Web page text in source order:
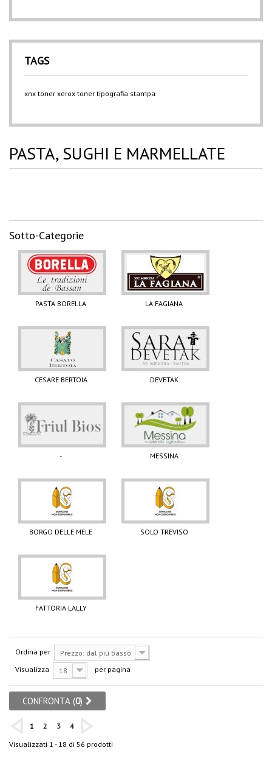
TAGS
xnx toner xerox toner tipografia stampa
PASTA, SUGHI E MARMELLATE
Sotto-Categorie
PASTA BORELLA LA FAGIANA
CESARE BERTOIA DEVETAK
- MESSINA
BORGO DELLE MELE SOLO TREVISO
FATTORIA LALLY
Ordina per
Prezzo: dal più basso
Visualizza
18 per pagina
CONFRONTA (0)
1 2 3
4
Visualizzati 1 - 18 di 56 prodotti